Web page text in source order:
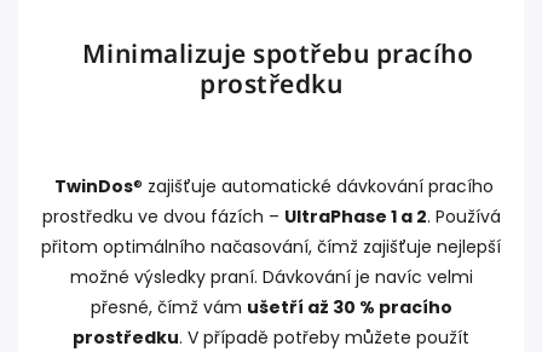
Minimalizuje spotřebu pracího
prostředku
TwinDos® zajišťuje automatické dávkování pracího
prostředku ve dvou fázích – UltraPhase 1 a 2. Používá
přitom optimálního načasování, čímž zajišťuje nejlepší
možné výsledky praní. Dávkování je navíc velmi
přesné, čímž vám ušetří až 30 % pracího
prostředku. V případě potřeby můžete použít